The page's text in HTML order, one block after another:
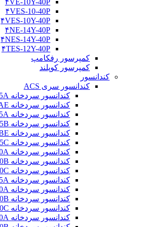
۴VE-10Y-40P
۴VES-10-40P
۴VES-10Y-40P
۴NE-14Y-40P
۴NES-14Y-40P
۴TES-12Y-40P
کمپرسور رفکامپ
کمپرسور کوپلند
کندانسور
کندانسور سری ACS
کندانسور سردخانه ACS-135A
کندانسور سردخانه ACS-135AE
کندانسور سردخانه ACS-145A
کندانسور سردخانه ACS-145B
کندانسور سردخانه ACS-145BE
کندانسور سردخانه ACS-145C
کندانسور سردخانه ACS-150A
کندانسور سردخانه ACS-150B
کندانسور سردخانه ACS-150C
کندانسور سردخانه ACS-245A
کندانسور سردخانه ACS-250A
کندانسور سردخانه ACS-250B
کندانسور سردخانه ACS-250C
کندانسور سردخانه ACS-350A